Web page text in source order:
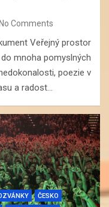
No Comments
Veřejný prostor
mnoha pomyslných
poezie v
a radost…
ČESKO